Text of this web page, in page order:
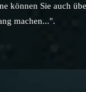
können Sie auch
machen...".